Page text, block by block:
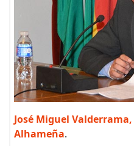
José Miguel
Alhameña.